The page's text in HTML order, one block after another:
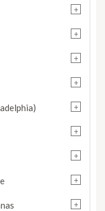
+
+
+
+
+
+
+
+
+